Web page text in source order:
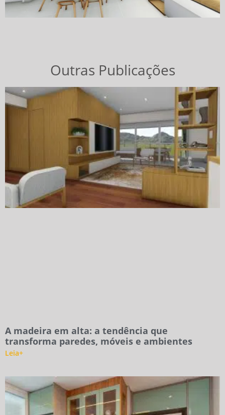
Outras Publicações
A madeira em alta: a tendência que
transforma paredes, móveis e ambientes
Leia+